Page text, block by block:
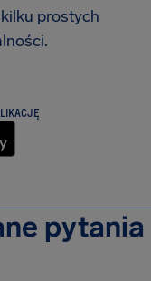
prostych
pytania